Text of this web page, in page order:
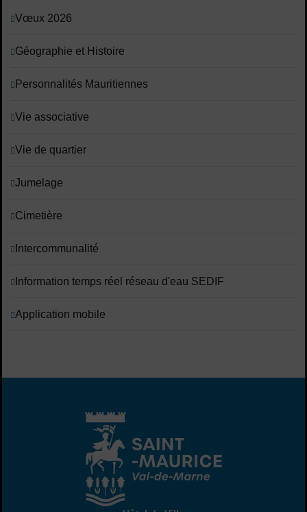
Vœux 2026
Géographie et Histoire
Personnalités Mauritiennes
Vie associative
Vie de quartier
Jumelage
Cimetière
Intercommunalité
Information temps réel réseau d'eau SEDIF
Application mobile